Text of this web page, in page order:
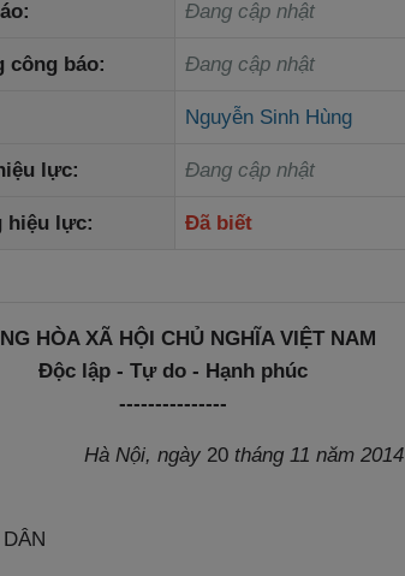
Đang cập nhật
công báo: Đang cập nhật
Nguyễn Sinh Hùng
lực: Đang cập nhật
hiệu lực: Đã biết
HÒA XÃ HỘI CHỦ NGHĨA VIỆT NAM
Độc lập - Tự do - Hạnh phúc
---------------
Hà Nội, ngày 20 tháng 11 năm 2014